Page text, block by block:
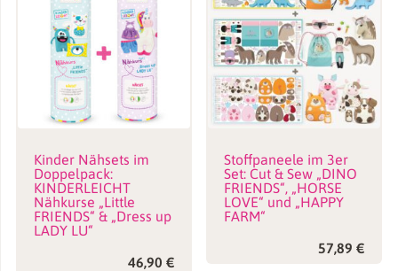
Kinder Nähsets im
Doppelpack:
KINDERLEICHT
Nähkurse „Little
FRIENDS“ & „Dress up
LADY LU“
46,90 €
Stoffpaneele im 3er
Set: Cut & Sew „DINO
FRIENDS“, „HORSE
LOVE“ und „HAPPY
FARM“
57,89€